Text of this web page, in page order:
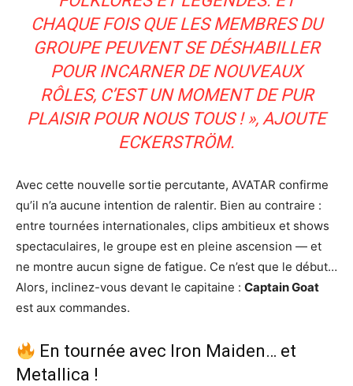
CHAQUE FOIS QUE LES MEMBRES DU
GROUPE PEUVENT SE DÉSHABILLER
POUR INCARNER DE NOUVEAUX
RÔLES, C’EST UN MOMENT DE PUR
PLAISIR POUR NOUS TOUS ! », AJOUTE
ECKERSTRÖM.
Avec cette nouvelle sortie percutante, AVATAR confirme
qu’il n’a aucune intention de ralentir. Bien au contraire :
entre tournées internationales, clips ambitieux et shows
spectaculaires, le groupe est en pleine ascension — et
ne montre aucun signe de fatigue. Ce n’est que le début…
Alors, inclinez-vous devant le capitaine : Captain Goat
est aux commandes.
En tournée avec Iron Maiden… et
Metallica !